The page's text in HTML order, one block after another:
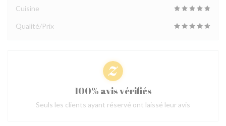
Cuisine
Qualité/Prix
100% avis vérifiés
Seuls les clients ayant réservé ont laissé leur avis